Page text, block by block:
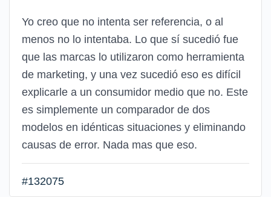
Yo creo que no intenta ser referencia, o al
menos no lo intentaba. Lo que sí sucedió fue
que las marcas lo utilizaron como herramienta
de marketing, y una vez sucedió eso es difícil
explicarle a un consumidor medio que no. Este
es simplemente un comparador de dos
modelos en idénticas situaciones y eliminando
causas de error. Nada mas que eso.
#132075